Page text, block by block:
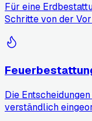
Für eine
Schritte von der
Die
verständlich